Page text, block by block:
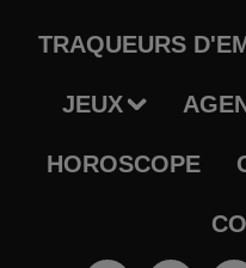
TRAQUEURS
JEUX
HOROSCOPE